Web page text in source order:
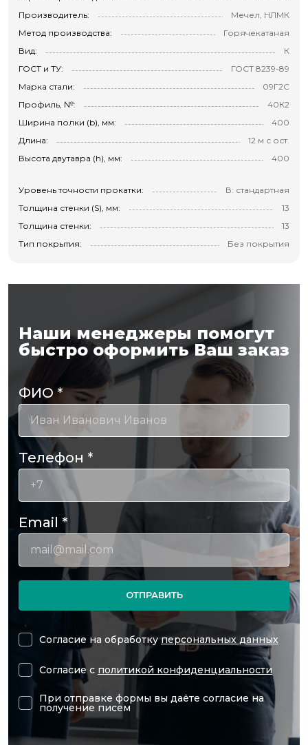
Производитель:
Мечел, НЛМК
Метод производства:
Горячекатаная
Вид:
К
ГОСТ и ТУ:
ГОСТ 8239-89
Марка стали:
09Г2С
Профиль, №:
40К2
Ширина полки (b), мм:
400
Длина:
12 м с ост.
Высота двутавра (h), мм:
400
Уровень точности прокатки:
В: стандартная
Толщина стенки (S), мм:
13
Толщина стенки:
13
Тип покрытия:
Без покрытия
Наши менеджеры помогут
быстро оформить Ваш заказ
ФИО*
Телефон *
Email *
ОТПРАВИТЬ
Согласие на обработкуперсональных данных
Согласие с политикой конфиденциальности
При отправке формы вы даёте согласие на
получение писем